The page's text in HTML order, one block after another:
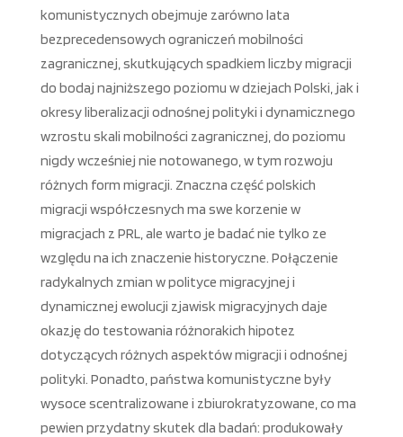
komunistycznych obejmuje zarówno lata
bezprecedensowych ograniczeń mobilności
zagranicznej, skutkujących spadkiem liczby migracji
do bodaj najniższego poziomu w dziejach Polski, jak i
okresy liberalizacji odnośnej polityki i dynamicznego
wzrostu skali mobilności zagranicznej, do poziomu
nigdy wcześniej nie notowanego, w tym rozwoju
różnych form migracji. Znaczna część polskich
migracji współczesnych ma swe korzenie w
migracjach z PRL, ale warto je badać nie tylko ze
względu na ich znaczenie historyczne. Połączenie
radykalnych zmian w polityce migracyjnej i
dynamicznej ewolucji zjawisk migracyjnych daje
okazję do testowania różnorakich hipotez
dotyczących różnych aspektów migracji i odnośnej
polityki. Ponadto, państwa komunistyczne były
wysoce scentralizowane i zbiurokratyzowane, co ma
pewien przydatny skutek dla badań: produkowały